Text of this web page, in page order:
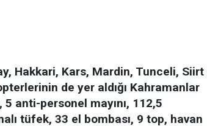
Hakkari, Kars, Mardin, Tunceli, Siirt
de yer aldığı Kahramanlar
anti-personel mayını, 112,5
tüfek, 33 el bombası, 9 top, havan